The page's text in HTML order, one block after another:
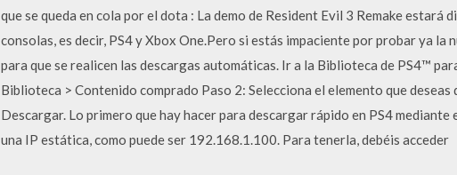
que se queda en cola por el dota : La demo de Resident Evil 3 Remake estará
consolas, es decir, PS4 y Xbox One.Pero si estás impaciente por probar ya la
para que se realicen las descargas automáticas. Ir a la Biblioteca de PS4™
Biblioteca > Contenido comprado Paso 2: Selecciona el elemento que
Descargar. Lo primero que hay hacer para descargar rápido en PS4
una IP estática, como puede ser 192.168.1.100. Para tenerla, debéis acceder